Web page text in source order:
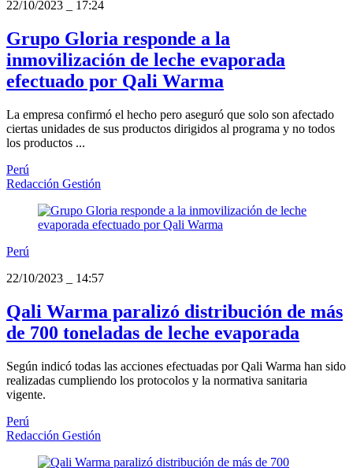
22/10/2023 17:24
Grupo Gloria responde a la
inmovilización de leche evaporada
efectuado por Qali Warma
La empresa confirmó el hecho pero aseguró que solo son afectado
ciertas unidades de sus productos dirigidos al programa y no todos
los productos ...
Perú
Redacción Gestión
Perú
22/10/2023
14:57
Qali Warma paralizó distribución de más
de 700 toneladas de leche evaporada
Según indicó todas las acciones efectuadas por Qali Warma han sido
realizadas cumpliendo los protocolos y la normativa sanitaria
vigente.
Perú
Redacción Gestión